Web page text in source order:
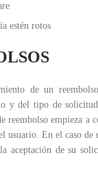
estén rotos
de un
y del tipo de
reembolso empieza a
usuario. En el caso de
aceptación de su